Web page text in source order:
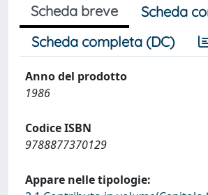
Scheda breve
Scheda
Scheda completa (DC)
Anno del prodotto
1986
Codice ISBN
9788877370129
Appare nelle tipologie: